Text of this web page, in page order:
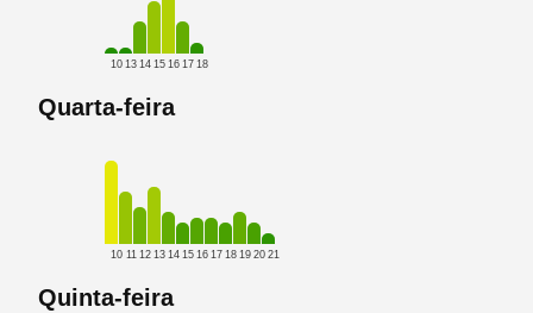
10 13 14 15 16 17 18
Quarta-feira
10 11 12 13 14 15 16 17 18 19 20 21
Quinta-feira